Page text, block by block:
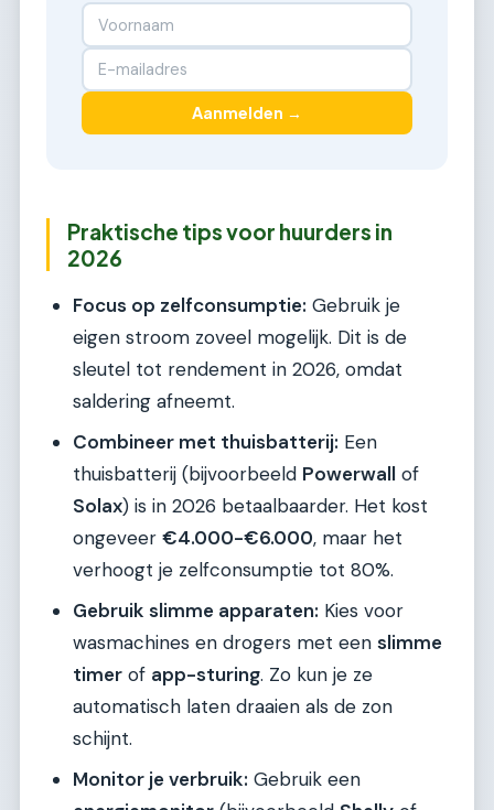
Aanmelden →
Praktische tips voor huurders in
2026
Focus op zelfconsumptie: Gebruik je
eigen stroom zoveel mogelijk. Dit is de
sleutel tot rendement in 2026, omdat
saldering afneemt.
Combineer met thuisbatterij: Een
thuisbatterij (bijvoorbeeld Powerwall of
Solax) is in 2026 betaalbaarder. Het kost
ongeveer €4.000-€6.000, maar het
verhoogt je zelfconsumptie tot 80%.
Gebruik slimme apparaten: Kies voor
wasmachines en drogers met een slimme
timer of app-sturing. Zo kun je ze
automatisch laten draaien als de zon
schijnt.
Monitor je verbruik: Gebruik een